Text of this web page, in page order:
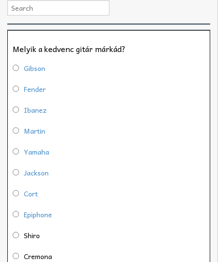
Melyik a kedvenc gitár márkád?
Gibson
Fender
Ibanez
Martin
Yamaha
Jackson
Cort
Epiphone
Shiro
Cremona